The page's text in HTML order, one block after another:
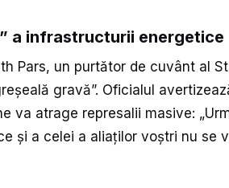
a infrastructurii energetice
Pars, un purtător de cuvânt al
gravă”. Oficialul
va atrage represalii masive:
și a celei a aliaților voștri nu se